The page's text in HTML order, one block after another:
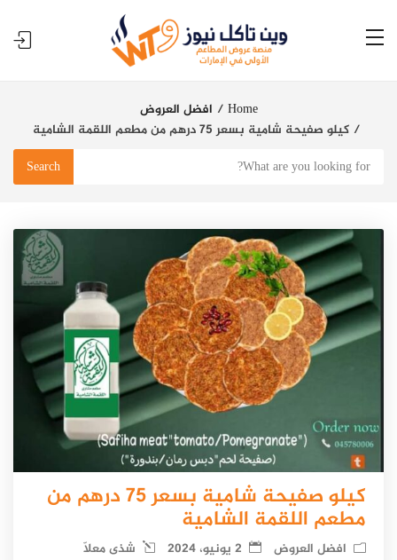
Home
افضل العروض
كيلو صفيحة شامية بسعر 75 درهم من مطعم اللقمة الشامية
Search
كيلو صفيحة شامية بسعر 75 درهم من
مطعم اللقمة الشامية
افضل العروض 2 يونيو، 2024
شذى معلّا